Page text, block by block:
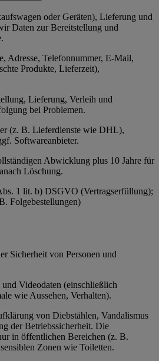
oder Geräten), Lieferung und
Daten zur Bereitstellung und
Adresse, Telefonnummer, E-Mail,
Produkte, Lieferzeit),
Lieferung, Verleih und
bei Problemen.
(z. B. Lieferdienste wie DHL),
Softwareanbieter.
Abwicklung plus 10 Jahre für
Löschung.
1 lit. b) DSGVO (Vertragserfüllung);
Folgebestellungen)
Sicherheit von Personen und
Videodaten (einschließlich
wie Aussehen, Verhalten).
von Diebstählen, Vandalismus
der Betriebssicherheit. Die
in öffentlichen Bereichen (z. B.
Zonen wie Toiletten.